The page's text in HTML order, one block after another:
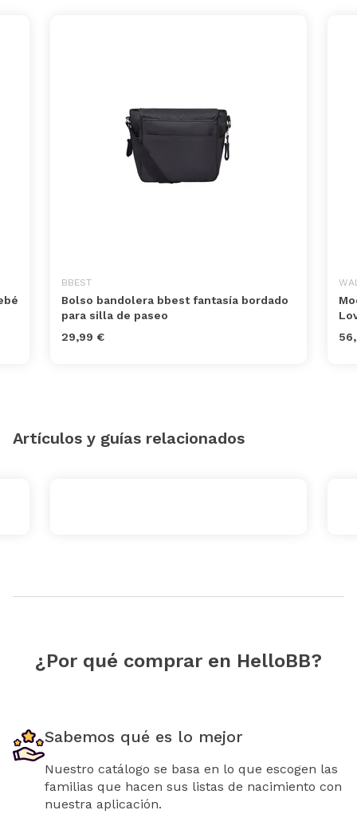
BBEST
Bolso bandolera bbest fantasía bordado
para silla de paseo
29,99 €
Artículos y guías relacionados
¿Por qué comprar en HelloBB?
Sabemos qué es lo mejor
Nuestro catálogo se basa en lo que escogen las
familias que hacen sus listas de nacimiento con
nuestra aplicación.